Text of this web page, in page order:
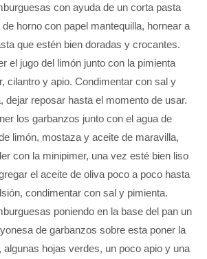
con ayuda de un corta pasta
horno con papel mantequilla, hornear a
que estén bien doradas y crocantes.
el jugo del limón junto con la pimienta
cilantro y apio. Condimentar con sal y
dejar reposar hasta el momento de usar.
los garbanzos junto con el agua de
limón, mostaza y aceite de maravilla,
con la minipimer, una vez esté bien liso
el aceite de oliva poco a poco hasta
condimentar con sal y pimienta.
poniendo en la base del pan un
de garbanzos sobre esta poner la
algunas hojas verdes, un poco apio y una